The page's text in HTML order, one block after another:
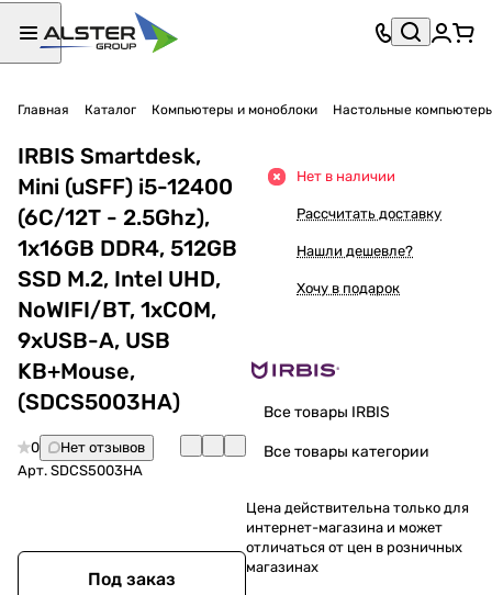
Главная Каталог Компьютеры и моноблоки Настольные
IRBIS Smartdesk,
Mini (uSFF) i5-12400
(6C/12T - 2.5Ghz),
1x16GB DDR4, 512GB
SSD M.2, Intel UHD,
NoWIFI/BT, 1xCOM,
9xUSB-A, USB
KB+Mouse,
(SDCS5003HA)
0
Нет отзывов
Арт. SDCS5003HA
Под заказ
Нет в наличии
Рассчитать доставку
Нашли дешевле?
Хочу в подарок
Все товары IRBIS
Все товары категории
Цена действительна только для
интернет-магазина и может
отличаться от цен в розничных
магазинах